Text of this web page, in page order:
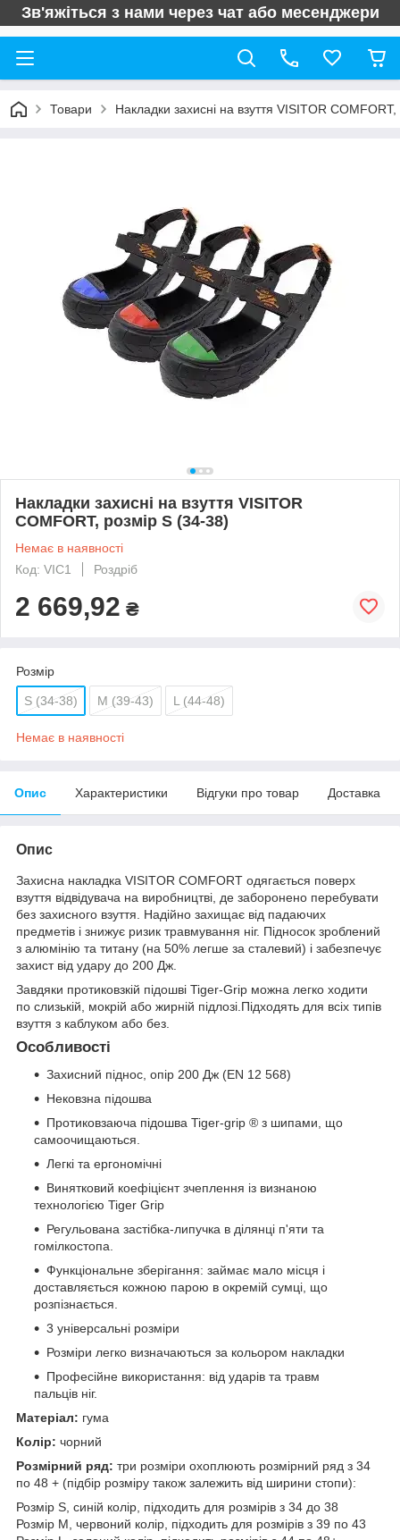
Зв'яжіться з нами через чат або месенджери
Товари Накладки захисні на взуття VISITOR
Накладки захисні на взуття VISITOR
COMFORT, розмір S (34-38)
Немає в наявності
Код: VIC1
Роздріб
2 669,92 ₴
Розмір
S (34-38) M (39-43) L (44-48)
Немає в наявності
Опис Характеристики Відгуки про товар Доставка
Опис
Захисна накладка VISITOR COMFORT одягається поверх
взуття відвідувача на виробництві, де заборонено перебувати
без захисного взуття. Надійно захищає від падаючих
предметів і знижує ризик травмування ніг. Підносок зроблений
з алюмінію та титану (на 50% легше за сталевий) і забезпечує
захист від удару до 200 Дж.
Завдяки протиковзкій підошві Tiger-Grip можна легко ходити
по слизькій, мокрій або жирній підлозі.Підходять для всіх типів
взуття з каблуком або без.
Особливості
Захисний піднос, опір 200 Дж (EN 12 568)
Нековзна підошва
Протиковзаюча підошва Tiger-grip ® з шипами, що
самоочищаються.
Легкі та ергономічні
Винятковий коефіцієнт зчеплення із визнаною
технологією Tiger Grip
Регульована застібка-липучка в ділянці п'яти та
гомілкостопа.
Функціональне зберігання: займає мало місця і
доставляється кожною парою в окремій сумці, що
розпізнається.
3 універсальні розміри
Розміри легко визначаються за кольором накладки
Професійне використання: від ударів та травм
пальців ніг.
Матеріал: гума
Колір: чорний
Розмірний ряд: три розміри охоплюють розмірний ряд з 34
по 48 + (підбір розміру також залежить від ширини стопи):
Розмір S, синій колір, підходить для розмірів з 34 до 38
Розмір М, червоний колір, підходить для розмірів з 39 по 43